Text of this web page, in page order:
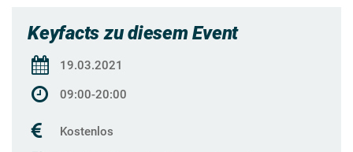
Keyfacts zu diesem Event
19.03.2021
09:00-20:00
Kostenlos